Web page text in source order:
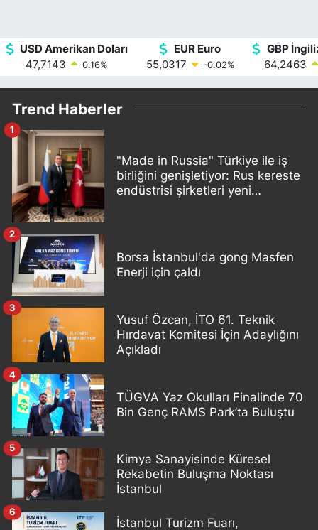
USD Amerikan Doları
47,7143
0.16%
EUR Euro
55,0317
-0.02%
GBP
64,2463
Trend Haberler
"Made in Russia" Türkiye ile iş
birliğini genişletiyor: Rus kereste
endüstrisi şirketleri yeni
1
Borsa İstanbul'da gong Masfen
Enerji için çaldı
2
Yusuf Özcan, İTO 61. Teknik
Hırdavat Komitesi İçin Adaylığını
Açıkladı
3
TÜGVA Yaz Okulları Finalinde 70
Bin Genç RAMS Park’ta Buluştu
4
Kimya Sanayisinde Küresel
Rekabetin Buluşma Noktası
İstanbul
5
İstanbul Turizm Fuarı,
6